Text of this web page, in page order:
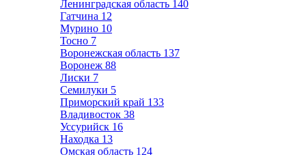
Ленинградская область 140
Гатчина 12
Мурино 10
Тосно 7
Воронежская область 137
Воронеж 88
Лиски 7
Семилуки 5
Приморский край 133
Владивосток 38
Уссурийск 16
Находка 13
Омская область 124